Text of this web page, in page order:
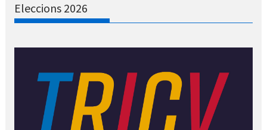
Eleccions 2026